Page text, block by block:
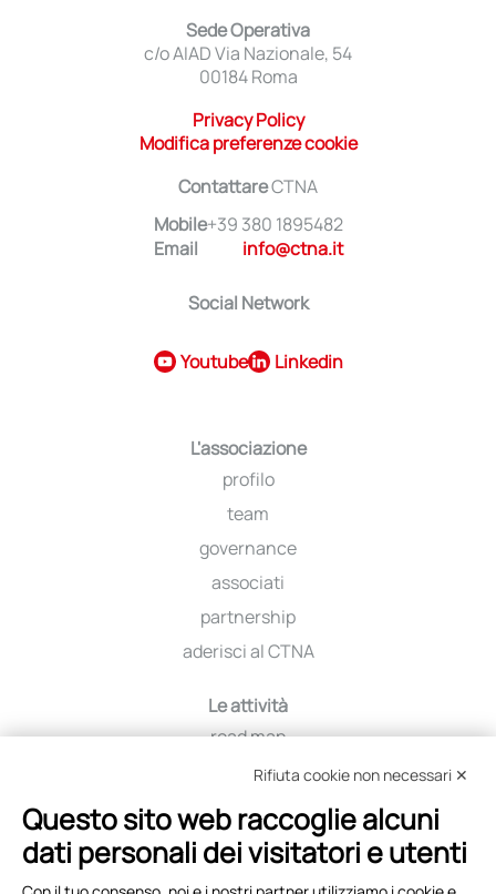
Sede Operativa
c/o AIAD Via Nazionale, 54
00184 Roma
Privacy Policy
Modifica preferenze cookie
ContattareCTNA
Mobile+39 380 1895482
Email
info@ctna.it
Social Network
Youtube Linkedin
L'associazione
profilo
team
governance
associati
partnership
aderisci al CTNA
Le attività
road map
iniziative
viaggio tra i distretti
education
Rifiuta cookie non necessari ✕
Questo sito web raccoglie alcuni
dati personali dei visitatori e utenti